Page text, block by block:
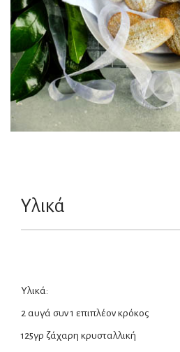
Υλικά
Yλικά:
2 αυγά συν 1 επιπλέον κρόκος
125γρ ζάχαρη κρυσταλλική